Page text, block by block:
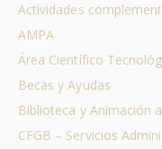
Actividades
AMPA
Área Científico
Becas y Ayudas
Biblioteca y Animación
CFGB – Servicios